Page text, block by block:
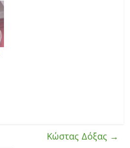
Κώστας Δόξας →